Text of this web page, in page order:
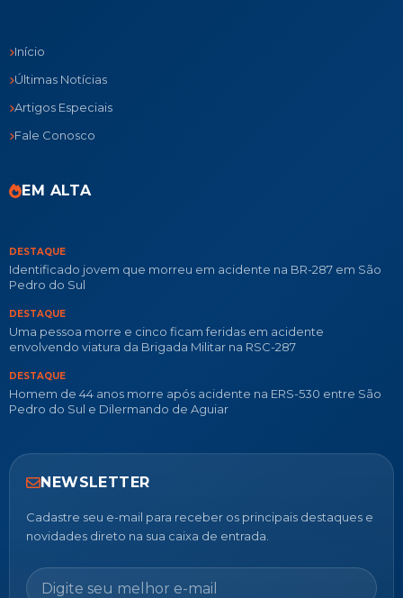
Início
Últimas Notícias
Artigos Especiais
Fale Conosco
EM ALTA
DESTAQUE
Identificado jovem que morreu em acidente na BR-287 em São
Pedro do Sul
DESTAQUE
Uma pessoa morre e cinco ficam feridas em acidente
envolvendo viatura da Brigada Militar na RSC-287
DESTAQUE
Homem de 44 anos morre após acidente na ERS-530 entre São
Pedro do Sul e Dilermando de Aguiar
NEWSLETTER
Cadastre seu e-mail para receber os principais destaques e
novidades direto na sua caixa de entrada.